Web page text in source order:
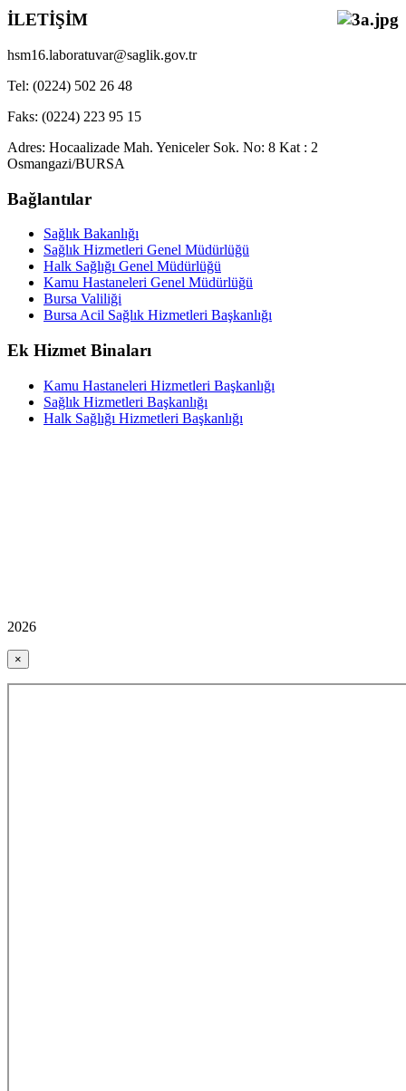
İLETİŞİM
hsm16.laboratuvar@saglik.gov.tr
Tel: (0224) 502 26 48
Faks: (0224) 223 95 15
Adres: Hocaalizade Mah. Yeniceler Sok. No: 8 Kat : 2
Osmangazi/BURSA
Bağlantılar
Sağlık Bakanlığı
Sağlık Hizmetleri Genel Müdürlüğü
Halk Sağlığı Genel Müdürlüğü
Kamu Hastaneleri Genel Müdürlüğü
Bursa Valiliği
Bursa Acil Sağlık Hizmetleri Başkanlığı
Ek Hizmet Binaları
Kamu Hastaneleri Hizmetleri Başkanlığı
Sağlık Hizmetleri Başkanlığı
Halk Sağlığı Hizmetleri Başkanlığı
2026
×